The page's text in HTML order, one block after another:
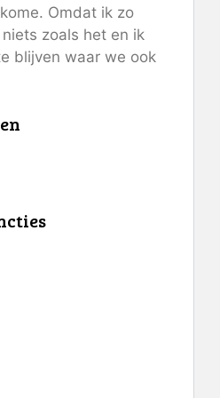
Omdat ik zo
zoals het en ik
blijven waar we ook